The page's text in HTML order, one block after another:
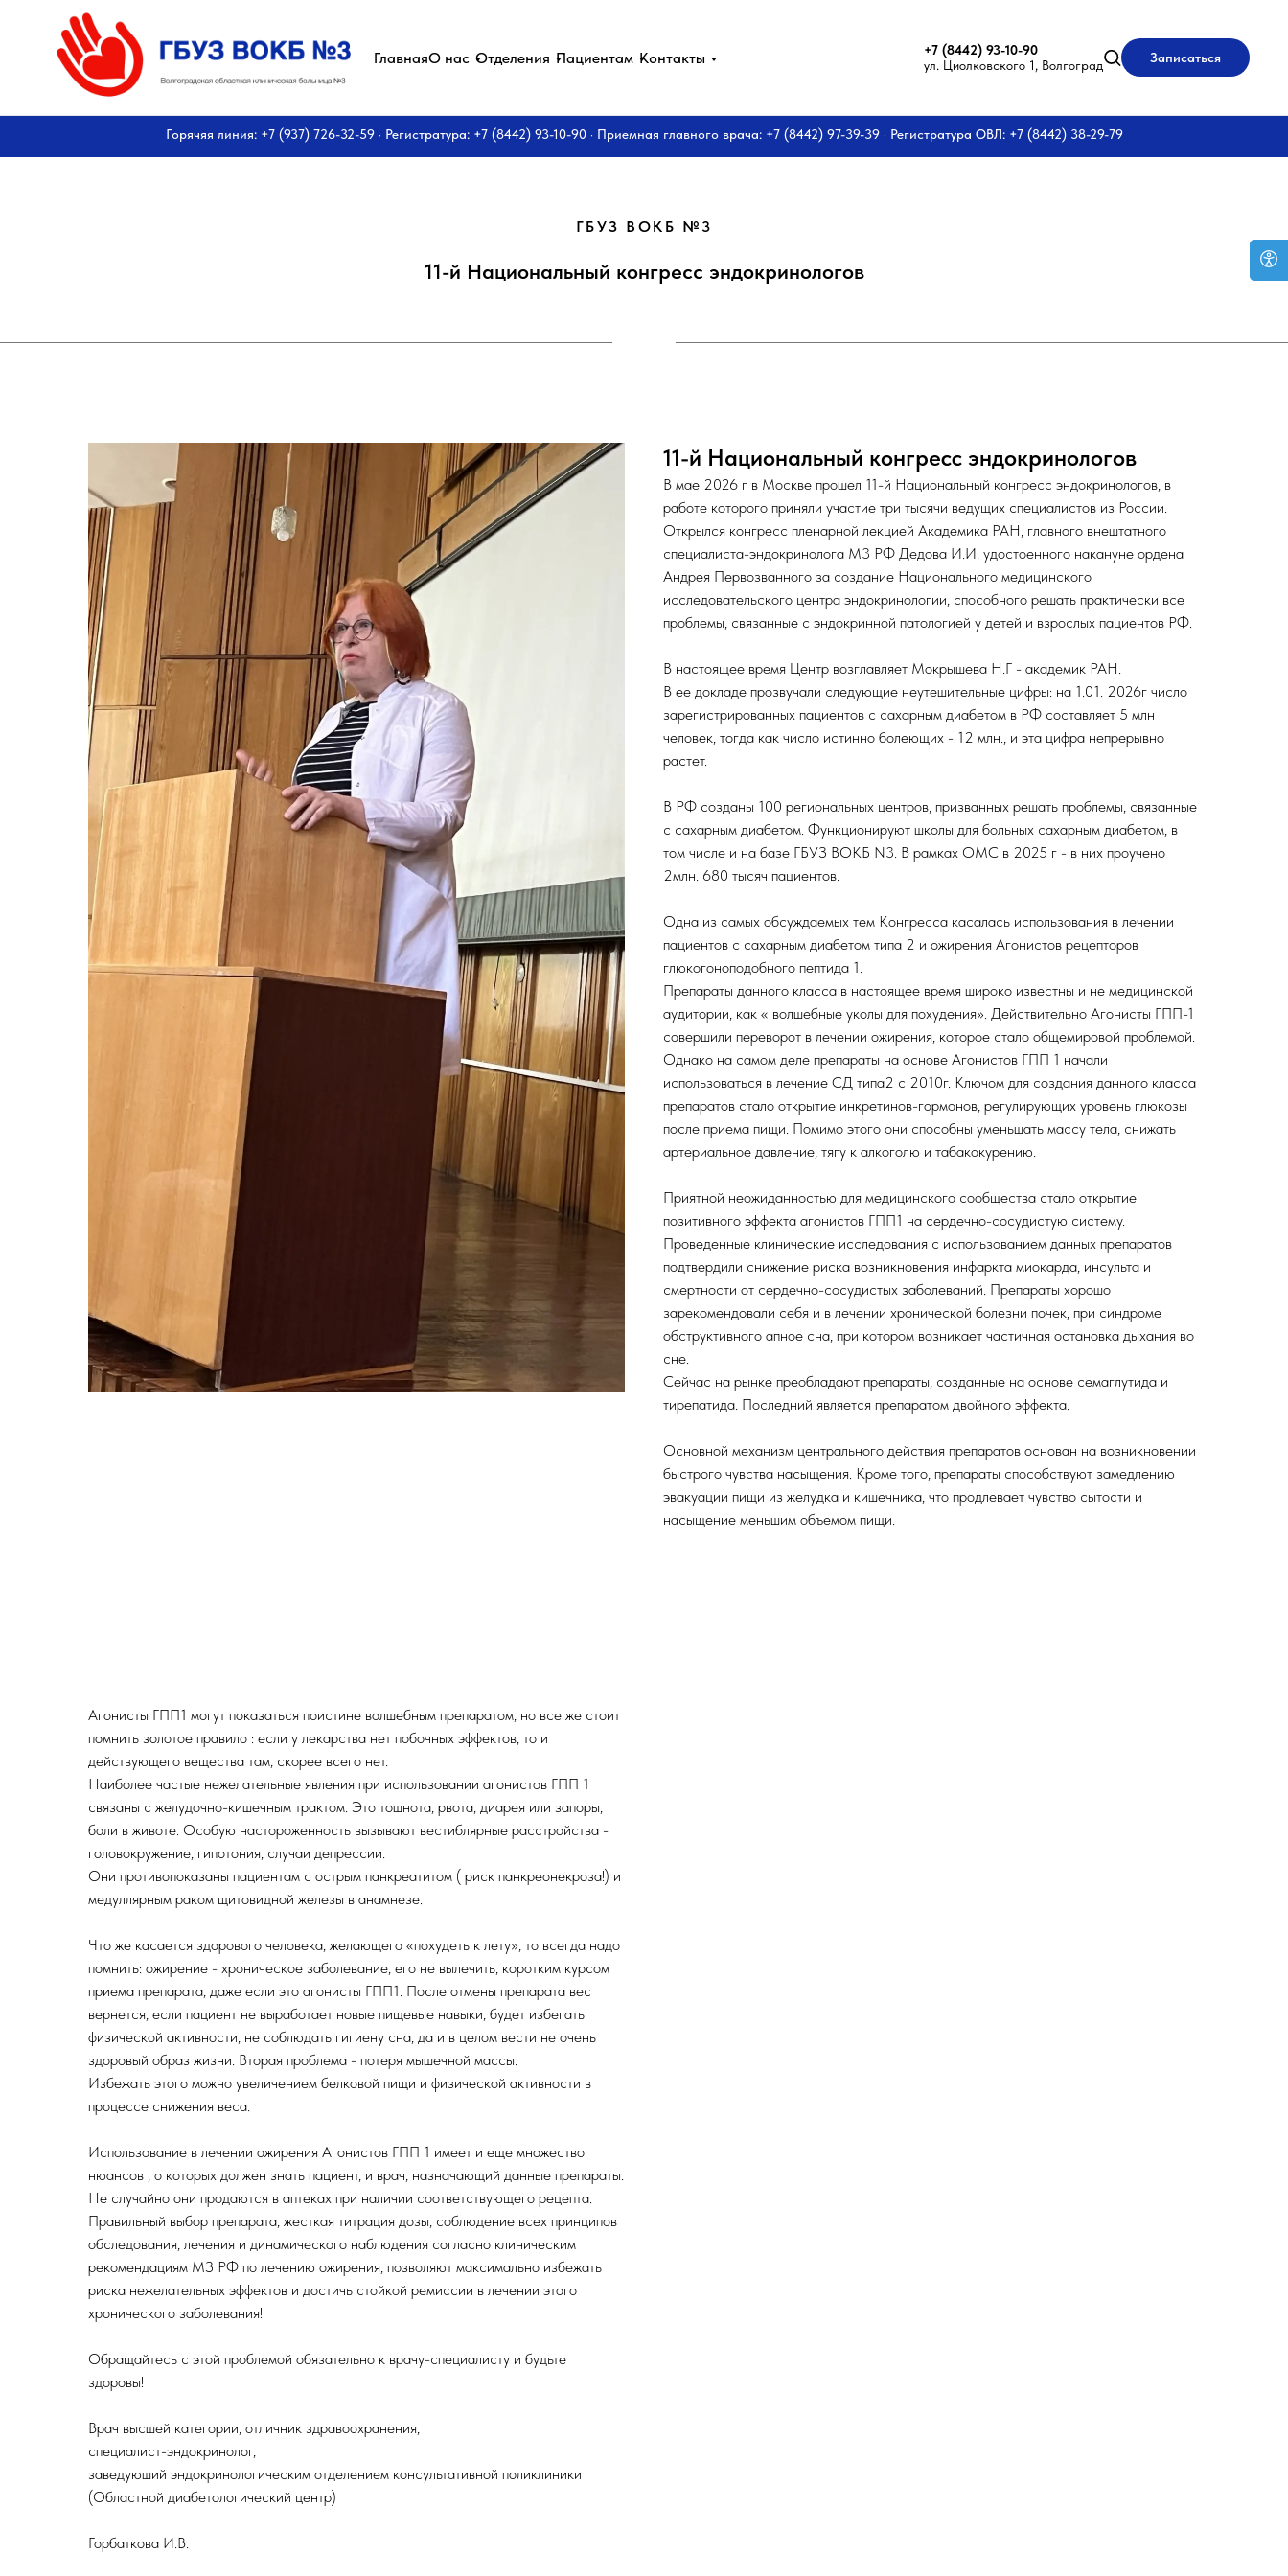
Горячяя линия: +7 (937) 726-32-59 · Регистратура: +7 (8442) 93-10-90 · Приемная главного врача: +7 (8442) 97-39-39 · Регистратура ОВЛ: +7 (8442) 38-29-79
ГлавнаяО нас Отделения Пациентам Контакты
+7 (8442) 93-10-90
ул. Циолковского 1, Волгоград
Записаться
ГБУЗ ВОКБ №3
11-й Национальный конгресс эндокринологов
11-й Национальный конгресс эндокринологов
В мае 2026 г в Москве прошел 11-й Национальный конгресс эндокринологов, в
работе которого приняли участие три тысячи ведущих специалистов из России.
Открылся конгресс пленарной лекцией Академика РАН, главного внештатного
специалиста-эндокринолога М3 РФ Дедова И.И. удостоенного накануне ордена
Андрея Первозванного за создание Национального медицинского
исследовательского центра эндокринологии, способного решать практически все
проблемы, связанные с эндокринной патологией у детей и взрослых пациентов РФ.
В настоящее время Центр возглавляет Мокрышева Н.Г - академик РАН.
В ее докладе прозвучали следующие неутешительные цифры: на 1.01. 2026г число
зарегистрированных пациентов с сахарным диабетом в РФ составляет 5 млн
человек, тогда как число истинно болеющих - 12 млн., и эта цифра непрерывно
растет.
В РФ созданы 100 региональных центров, призванных решать проблемы, связанные
с сахарным диабетом. Функционируют школы для больных сахарным диабетом, в
том числе и на базе ГБУЗ ВОКБ N3. В рамках ОМС в 2025 г - в них проучено
2млн. 680 тысяч пациентов.
Одна из самых обсуждаемых тем Конгресса касалась использования в лечении
пациентов с сахарным диабетом типа 2 и ожирения Агонистов рецепторов
глюкогоноподобного пептида 1.
Препараты данного класса в настоящее время широко известны и не медицинской
аудитории, как « волшебные уколы для похудения». Действительно Агонисты ГПП-1
совершили переворот в лечении ожирения, которое стало общемировой проблемой.
Однако на самом деле препараты на основе Агонистов ГПП 1 начали
использоваться в лечение СД типа2 с 2010г. Ключом для создания данного класса
препаратов стало открытие инкретинов-гормонов, регулирующих уровень глюкозы
после приема пищи. Помимо этого они способны уменьшать массу тела, снижать
артериальное давление, тягу к алкоголю и табакокурению.
Приятной неожиданностью для медицинского сообщества стало открытие
позитивного эффекта агонистов ГПП1 на сердечно-сосудистую систему.
Проведенные клинические исследования с использованием данных препаратов
подтвердили снижение риска возникновения инфаркта миокарда, инсульта и
смертности от сердечно-сосудистых заболеваний. Препараты хорошо
зарекомендовали себя и в лечении хронической болезни почек, при синдроме
обструктивного апное сна, при котором возникает частичная остановка дыхания во
сне.
Сейчас на рынке преобладают препараты, созданные на основе семаглутида и
тирепатида. Последний является препаратом двойного эффекта.
Основной механизм центрального действия препаратов основан на возникновении
быстрого чувства насыщения. Кроме того, препараты способствуют замедлению
эвакуации пищи из желудка и кишечника, что продлевает чувство сытости и
насыщение меньшим объемом пищи.
Агонисты ГПП1 могут показаться поистине волшебным препаратом, но все же стоит
помнить золотое правило : если у лекарства нет побочных эффектов, то и
действующего вещества там, скорее всего нет.
Наиболее частые нежелательные явления при использовании агонистов ГПП 1
связаны с желудочно-кишечным трактом. Это тошнота, рвота, диарея или запоры,
боли в животе. Особую настороженность вызывают вестиблярные расстройства -
головокружение, гипотония, случаи депрессии.
Они противопоказаны пациентам с острым панкреатитом ( риск панкреонекроза!) и
медуллярным раком щитовидной железы в анамнезе.
Что же касается здорового человека, желающего «похудеть к лету», то всегда надо
помнить: ожирение - хроническое заболевание, его не вылечить, коротким курсом
приема препарата, даже если это агонисты ГПП1. После отмены препарата вес
вернется, если пациент не выработает новые пищевые навыки, будет избегать
физической активности, не соблюдать гигиену сна, да и в целом вести не очень
здоровый образ жизни. Вторая проблема - потеря мышечной массы.
Избежать этого можно увеличением белковой пищи и физической активности в
процессе снижения веса.
Использование в лечении ожирения Агонистов ГПП 1 имеет и еще множество
нюансов , о которых должен знать пациент, и врач, назначающий данные препараты.
Не случайно они продаются в аптеках при наличии соответствующего рецепта.
Правильный выбор препарата, жесткая титрация дозы, соблюдение всех принципов
обследования, лечения и динамического наблюдения согласно клиническим
рекомендациям МЗ РФ по лечению ожирения, позволяют максимально избежать
риска нежелательных эффектов и достичь стойкой ремиссии в лечении этого
хронического заболевания!
Обращайтесь с этой проблемой обязательно к врачу-специалисту и будьте
здоровы!
Врач высшей категории, отличник здравоохранения,
специалист-эндокринолог,
заведуюший эндокринологическим отделением консультативной поликлиники
(Областной диабетологический центр)
Горбаткова И.В.